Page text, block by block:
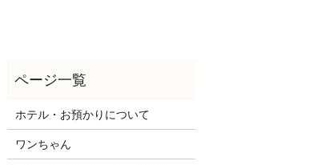
ホテル・お預かりについて
ワンちゃん